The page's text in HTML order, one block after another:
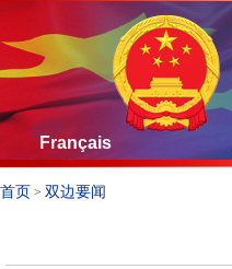
Français
首页 > 双边要闻